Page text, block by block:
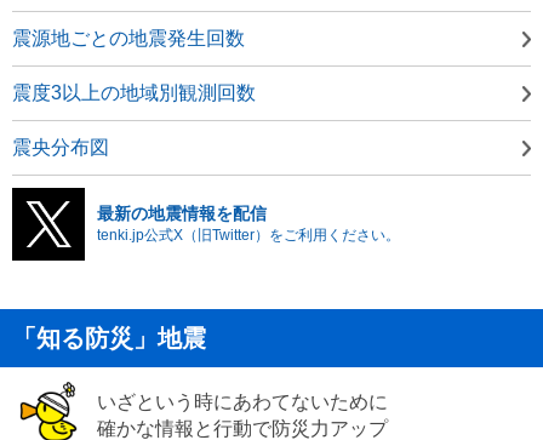
震源地ごとの地震発生回数
震度3以上の地域別観測回数
震央分布図
最新の地震情報を配信
tenki.jp公式X（旧Twitter）をご利用ください。
「知る防災」地震
いざという時にあわてないために
確かな情報と行動で防災力アップ